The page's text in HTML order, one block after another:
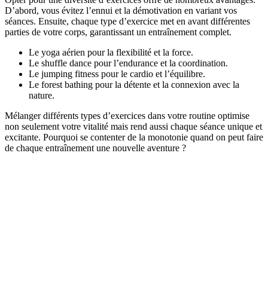
D’abord, vous évitez l’ennui et la démotivation en variant vos
séances. Ensuite, chaque type d’exercice met en avant différentes
parties de votre corps, garantissant un entraînement complet.
Le yoga aérien pour la flexibilité et la force.
Le shuffle dance pour l’endurance et la coordination.
Le jumping fitness pour le cardio et l’équilibre.
Le forest bathing pour la détente et la connexion avec la
nature.
Mélanger différents types d’exercices dans votre routine optimise
non seulement votre vitalité mais rend aussi chaque séance unique et
excitante. Pourquoi se contenter de la monotonie quand on peut faire
de chaque entraînement une nouvelle aventure ?